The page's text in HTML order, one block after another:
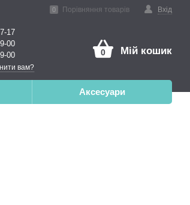
Вхід
0 Порівняння товарів
17
00
00
вам?
0 Мій кошик
Аксесуари